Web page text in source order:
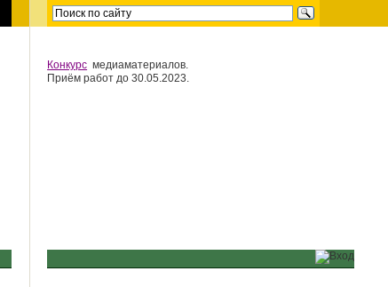
Конкурс медиаматериалов.
Приём работ до 30.05.2023.